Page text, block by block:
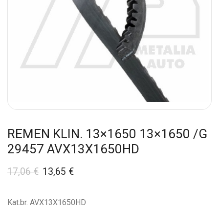
REMEN KLIN. 13×1650 13×1650 /G
29457 AVX13X1650HD
17,06€ 13,65 €
Kat.br. AVX13X1650HD